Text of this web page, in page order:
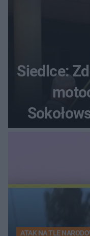
Siedlce:
ATAK NA TLE